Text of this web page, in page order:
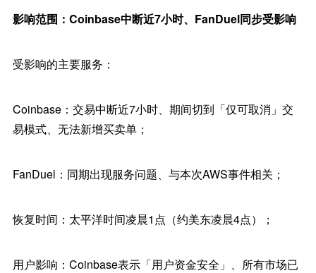
影响范围：Coinbase中断近7小时、FanDuel同步受影响
受影响的主要服务：
Coinbase：交易中断近7小时、期间切到「仅可取消」交
易模式、无法新增买卖单；
FanDuel：同期出现服务问题、与本次AWS事件相关；
恢复时间：太平洋时间凌晨1点（约美东凌晨4点）；
用户影响：Coinbase表示「用户资金安全」、所有市场已